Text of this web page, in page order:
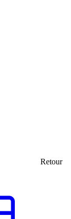
Retour